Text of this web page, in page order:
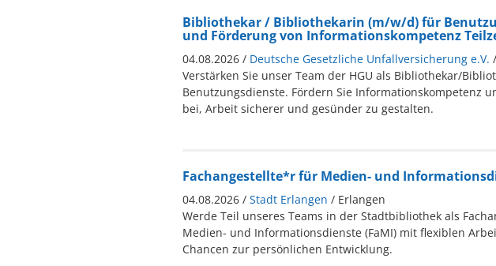
Bibliothekar / Bibliothekarin (m/w/d) für
und Förderung von Informationskompetenz
04.08.2026 / Deutsche Gesetzliche Unfallversicherung e.V.
Verstärken Sie unser Team der HGU als Bibliothekar/
Benutzungsdienste. Fördern Sie Informationskompetenz
bei, Arbeit sicherer und gesünder zu gestalten.
Fachangestellte*r für Medien- und
04.08.2026 / Stadt Erlangen / Erlangen
Werde Teil unseres Teams in der Stadtbibliothek als
Medien- und Informationsdienste (FaMI) mit flexiblen
Chancen zur persönlichen Entwicklung.